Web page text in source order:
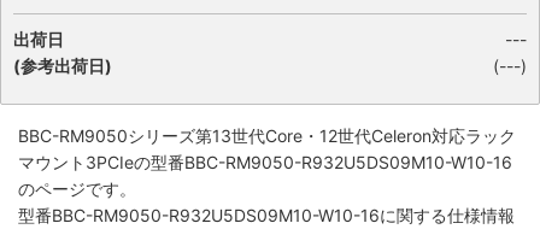
出荷日
(参考出荷日)
---
(---)
BBC-RM9050シリーズ第13世代Core・12世代Celeron対応ラック
マウント3PCIeの型番BBC-RM9050-R932U5DS09M10-W10-16
のページです。
型番BBC-RM9050-R932U5DS09M10-W10-16に関する仕様情報